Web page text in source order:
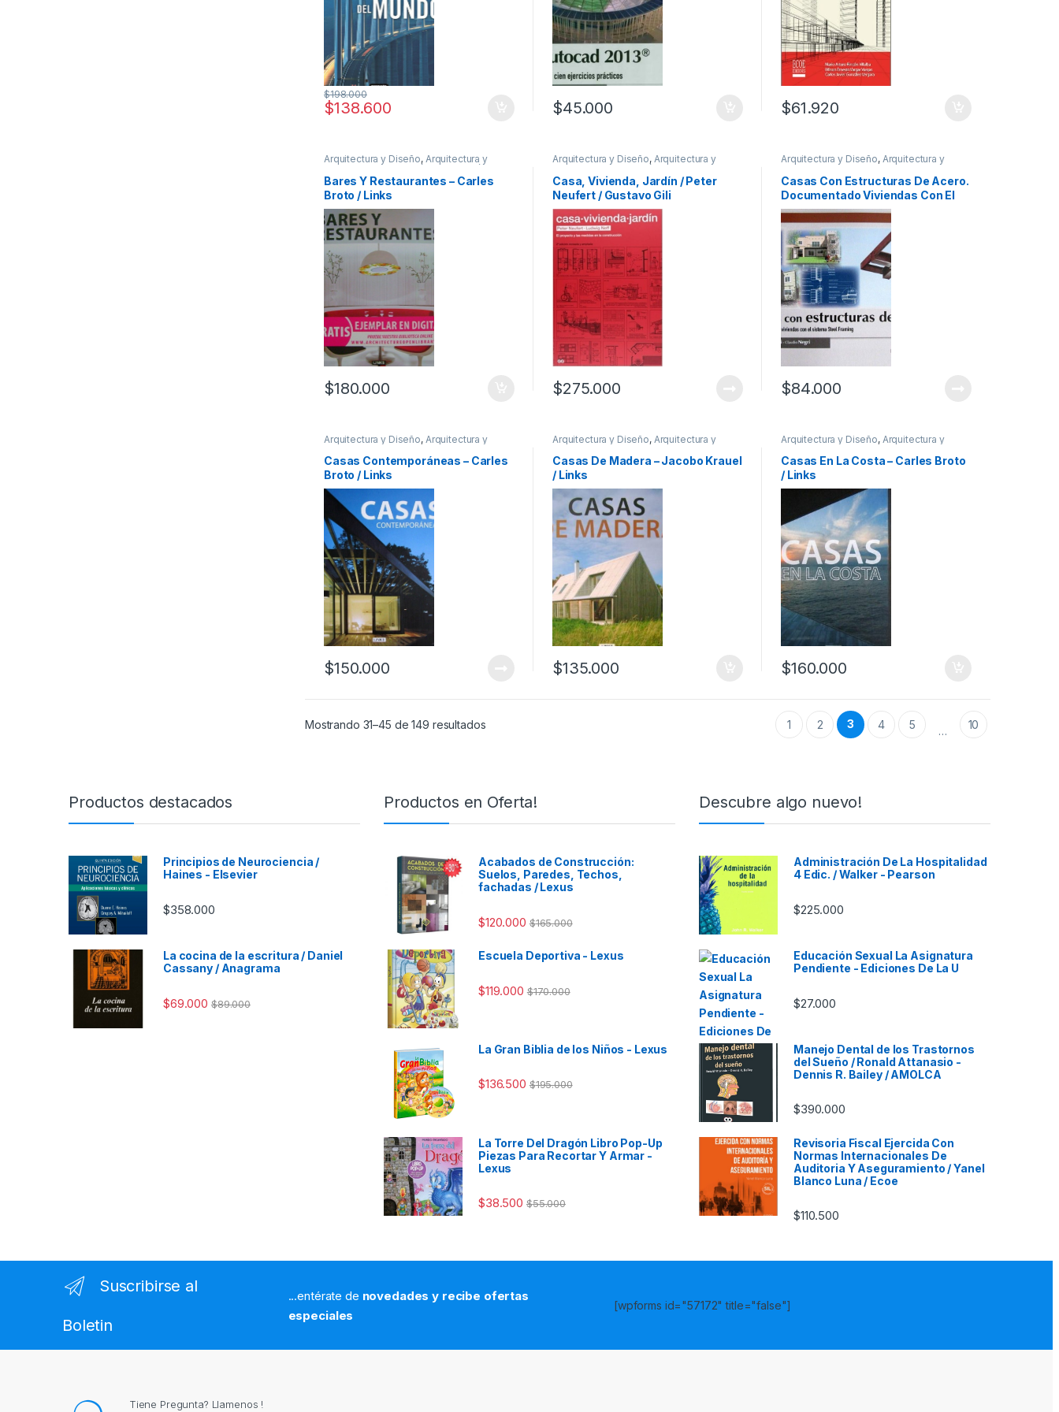
$138.600
$198.000
$45.000 $61.920
Arquitectura y Diseño, Arquitectura y
Urbanismo
Decoración
Decoración y
Muebles, Diseño, Interes General,
Profesionales y tecnicos
Bares Y Restaurantes – Carles
Broto / Links
$180.000
Arquitectura y Diseño, Arquitectura y
Urbanismo
Decoración Diseño
Casa, Vivienda, Jardín / Peter
Neufert / Gustavo Gili
$275.000
Arquitectura y Diseño, Arquitectura y
Urbanismo
Profesionales y tecnicos
Casas Con Estructuras De Acero.
Documentado Viviendas Con El
Sistema Steel Framing –
Ediciones De La U
$84.000
Arquitectura y Diseño, Arquitectura y
Profesionales y tecnicos
Casas Contemporáneas – Carles
Broto / Links
$150.000
Arquitectura y Diseño, Arquitectura y
tecnicos
Casas De Madera – Jacobo Krauel
/ Links
$135.000
Arquitectura y Diseño, Arquitectura y
Profesionales y tecnicos
Casas En La Costa – Carles Broto
/ Links
$160.000
Mostrando 31–45 de 149 resultados 1 2 3 4 5 … 10
Productos destacados
Principios de Neurociencia /
Haines - Elsevier
$358.000
La cocina de la escritura / Daniel
Cassany / Anagrama
$69.000 $89.000
Productos en Oferta!
Acabados de Construcción:
Suelos, Paredes, Techos,
fachadas / Lexus
$120.000 $165.000
Escuela Deportiva - Lexus
$119.000 $170.000
La Gran Biblia de los Niños - Lexus
$136.500 $195.000
La Torre Del Dragón Libro Pop-Up
Piezas Para Recortar Y Armar -
Lexus
$38.500 $55.000
Descubre algo nuevo!
Administración De La Hospitalidad
4 Edic. / Walker - Pearson
$225.000
Educación Sexual La Asignatura
Pendiente - Ediciones De La U
$27.000
Manejo Dental de los Trastornos
del Sueño / Ronald Attanasio -
Dennis R. Bailey / AMOLCA
$390.000
Revisoria Fiscal Ejercida Con
Normas Internacionales De
Auditoria Y Aseguramiento / Yanel
Blanco Luna / Ecoe
$110.500
Suscribirse al
Boletin
...entérate de novedades y recibe ofertas
especiales
[wpforms id="57172" title="false"]
Tiene Pregunta? Llamenos !